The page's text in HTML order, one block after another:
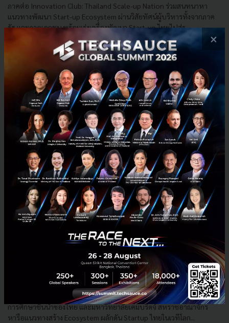
ภาคต่อ Innovation Club: Thailand Scale-up Nation ร่วมสนทนาหา
แนวทางพัฒนา Start-up Ecosystem ผ่านวิสัยทัศน์ผู้บริหารทั้งจากภาค
รัฐ และภาคเอกชน พร้อมเร่งเครื่องพัฒนา Start-up ไทยไปสู่ร...
พฤษภาคม 27, 2021| By Techsauce Team
Startup Ecosystem Innovation Club Thailand Thailand Scale-up Nation
Innovation Club Thailand รวมพลังองค์กรภาครัฐ เอกชน
การศึกษาชั้นนำของไทยและม.เคมบริดจ์ หารือแนวทางดัน
Startup ไทยในเวทีโลก
Innovation Club Thailand รวมพลังองค์กรภาครัฐ ภาคเอกชนและภาค
การศึกษาชั้นนำของไทย และมหาวิทยาลัยเคมบริดจ์ สหราชอาณาจักร
หารือแนวทางสร้าง Ecosystem ผลักดัน Startup ไทยในเวทีโลก...
×